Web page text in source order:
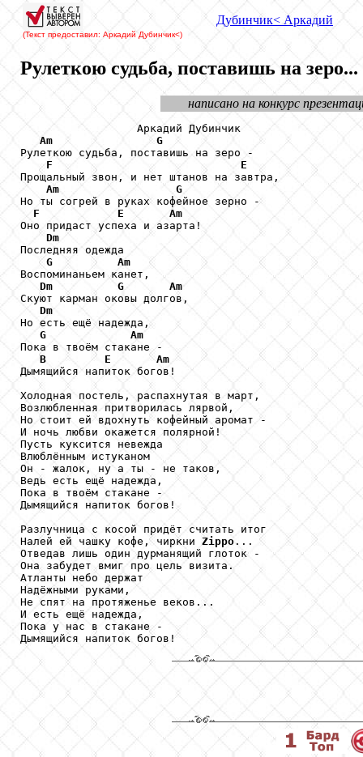
(Текст предоставил: Аркадий Дубинчик<)
Дубинчик< Аркадий
Рулеткою судьба, поставишь на зеро...
написано на конкурс
                  Аркадий Дубинчик
Am
G
Рулеткою судьба, поставишь на зеро -
F
E
Прощальный звон, и нет штанов на завтра,
Am
G
Но ты согрей в руках кофейное зерно -
F
E
Am
Оно придаст успеха и азарта!
Dm
Последняя одежда
G
Am
Воспоминаньем канет,
Dm
G
Am
Скуют карман оковы долгов,
Dm
Но есть ещё надежда,
G
Am
Пока в твоём стакане -
B
E
Am
Дымящийся напиток богов!
Холодная постель, распахнутая в март,
Возлюбленная притворилась лярвой,
Но стоит ей вдохнуть кофейный аромат -
И ночь любви окажется полярной!
Пусть куксится невежда
Влюблённым истуканом
Он - жалок, ну а ты - не таков,
Ведь есть ещё надежда,
Пока в твоём стакане -
Дымящийся напиток богов!
Разлучница с косой придёт считать итог
Налей ей чашку кофе, чиркни Zippo ...
Отведав лишь один дурманящий глоток -
Она забудет вмиг про цель визита.
Атланты небо держат
Надёжными руками,
Не спят на протяженье веков...
И есть ещё надежда,
Пока у нас в стакане -
Дымящийся напиток богов!